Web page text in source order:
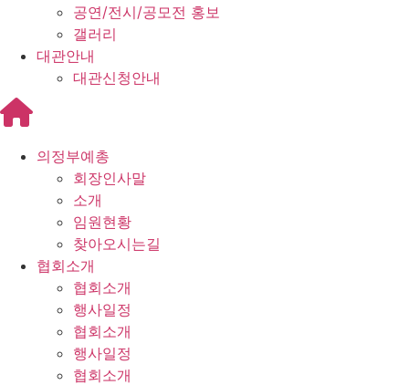
공연/전시/공모전 홍보
갤러리
대관안내
대관신청안내
의정부예총
회장인사말
소개
임원현황
찾아오시는길
협회소개
협회소개
행사일정
협회소개
행사일정
협회소개